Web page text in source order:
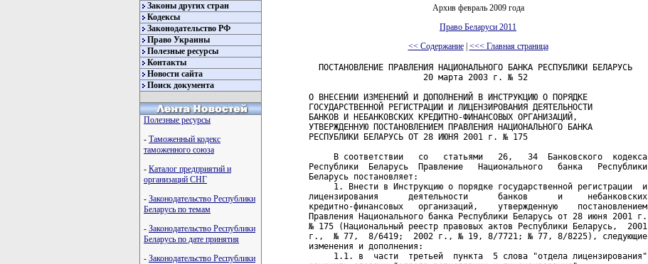
Законы других стран
Кодексы
Законодательство РФ
Право Украины
Полезные ресурсы
Контакты
Новости сайта
Поиск документа
Полезные ресурсы
- Таможенный кодекс
таможенного союза
- Каталог предприятий и
организаций СНГ
- Законодательство Республики
Беларусь по темам
- Законодательство Республики
Беларусь по дате принятия
- Законодательство Республики
Архив февраль 2009 года
Право Беларуси 2011
<< Содержание| <<< Главная страница
  ПОСТАНОВЛЕНИЕ ПРАВЛЕНИЯ НАЦИОНАЛЬНОГО БАНКА РЕСПУБЛИКИ БЕЛАРУСЬ
                       20 марта 2003 г. № 52
О ВНЕСЕНИИ ИЗМЕНЕНИЙ И ДОПОЛНЕНИЙ В ИНСТРУКЦИЮ О ПОРЯДКЕ
ГОСУДАРСТВЕННОЙ РЕГИСТРАЦИИ И ЛИЦЕНЗИРОВАНИЯ ДЕЯТЕЛЬНОСТИ
БАНКОВ И НЕБАНКОВСКИХ КРЕДИТНО-ФИНАНСОВЫХ ОРГАНИЗАЦИЙ,
УТВЕРЖДЕННУЮ ПОСТАНОВЛЕНИЕМ ПРАВЛЕНИЯ НАЦИОНАЛЬНОГО БАНКА
РЕСПУБЛИКИ БЕЛАРУСЬ ОТ 28 ИЮНЯ 2001 г. № 175
     В соответствии   со   статьями   26,   34  Банковского  кодекса
Республики  Беларусь  Правление   Национального   банка   Республики
Беларусь постановляет:
     1. Внести в Инструкцию о порядке государственной регистрации  и
лицензирования      деятельности      банков      и     небанковских
кредитно-финансовых   организаций,    утвержденную    постановлением
Правления Национального банка Республики Беларусь от 28 июня 2001 г.
№ 175 (Национальный реестр правовых актов Республики Беларусь,  2001
г.,  № 77,  8/6419;  2002 г., № 19, 8/7721; № 77, 8/8225), следующие
изменения и дополнения:
     1.1. в  части  третьей  пункта  5 слова "отдела лицензирования"